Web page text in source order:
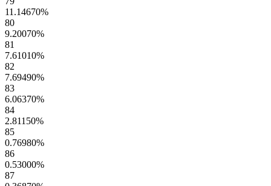
11.14670%
80
9.20070%
81
7.61010%
82
7.69490%
83
6.06370%
84
2.81150%
85
0.76980%
86
0.53000%
87